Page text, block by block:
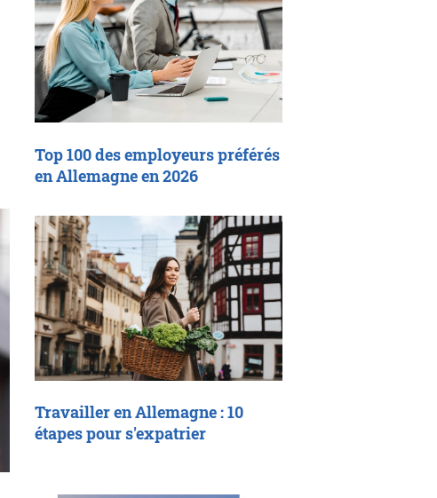
Top 100 des employeurs préférés
en Allemagne en 2026
Travailler en Allemagne : 10
étapes pour s'expatrier